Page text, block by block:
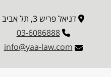
דניאל פריש 3, תל אביב
03-6086888
info@yaa-law.com